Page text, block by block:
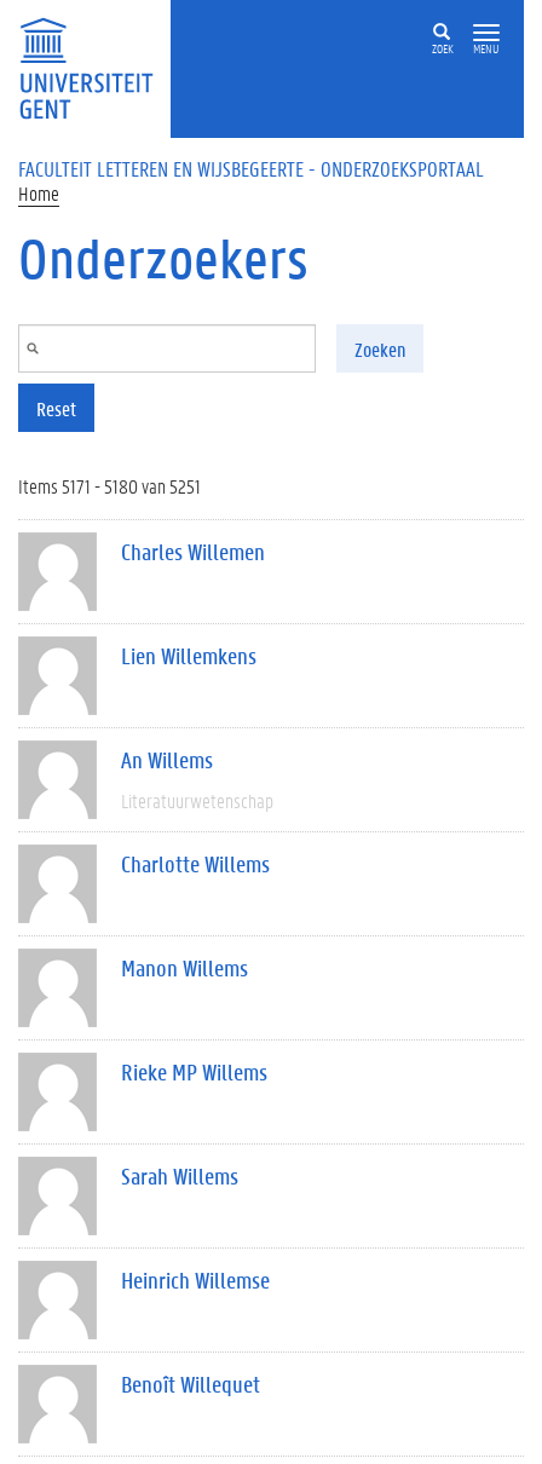
Overslaan en naar de inhoud gaan
ZOEK MENU
FACULTEIT LETTEREN EN WIJSBEGEERTE - ONDERZOEKSPORTAAL
Home
Onderzoekers
Zoeken
Reset
Items 5171 - 5180 van 5251
Charles Willemen
Lien Willemkens
An Willems
Literatuurwetenschap
Charlotte Willems
Manon Willems
Rieke MP Willems
Sarah Willems
Heinrich Willemse
Benoît Willequet